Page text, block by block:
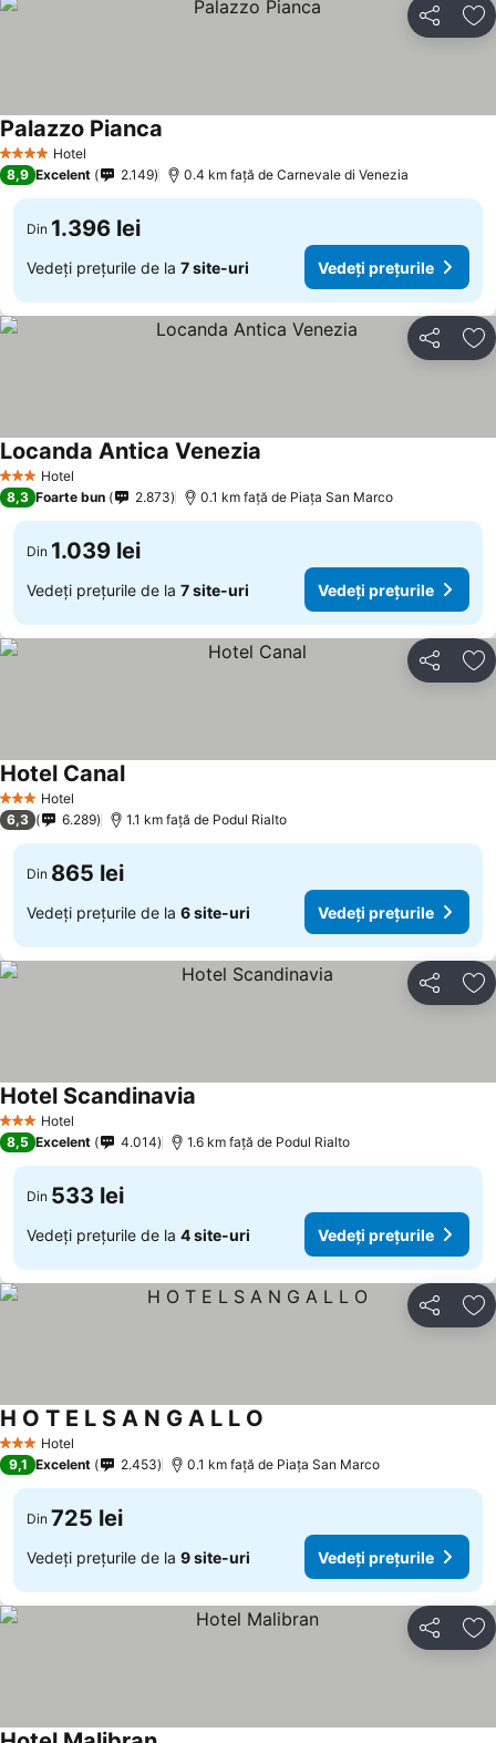
Distribuiți
4 Stele Hotel
Palazzo Pianca
8,9 Excelent 2.149 0.4 km faţă de Carnevale di Venezia
Din 1.396 lei
Vedeți prețurile de la 7 site-uri Vedeți prețurile
Distribuiți
3 SteleHotel
Locanda Antica Venezia
8,3 Foarte bun 2.873 0.1 km faţă de Piaţa San Marco
Din 1.039 lei
Vedeți prețurile de la 7 site-uri Vedeți prețurile
Distribuiți
3 SteleHotel
Hotel CanalVedeți prețurile
6,3 6.289 1.1 km faţă de Podul Rialto
Din 865 lei
Vedeți prețurile de la 6 site-uri Vedeți prețurile
Distribuiți
3 SteleHotel
Hotel Scandinavia
8,5 Excelent 4.014 1.6 km faţă de Podul Rialto
Din 533 lei
Vedeți prețurile de la 4 site-uri Vedeți prețurile
Distribuiți
3 SteleHotel
H O T E L S A N G A L L O
9,1 Excelent 2.453 0.1 km faţă de Piaţa San Marco
Din 725 lei
Vedeți prețurile de la 9 site-uri Vedeți prețurile
Distribuiți